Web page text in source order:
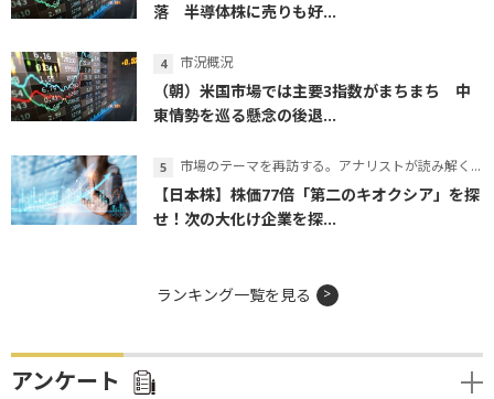
落 半導体株に売りも好...
市況概況
（朝）米国市場では主要3指数がまちまち 中
東情勢を巡る懸念の後退...
市場のテーマを再訪する。アナリストが読み解くテーマの本質
【日本株】株価77倍「第二のキオクシア」を探
せ！次の大化け企業を探...
ランキング一覧を見る
アンケート